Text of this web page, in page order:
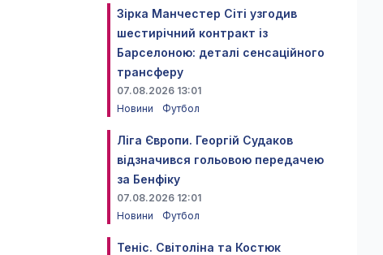
Зірка Манчестер Сіті узгодив
шестирічний контракт із
Барселоною: деталі сенсаційного
трансферу
07.08.2026 13:01
Новини
Футбол
Ліга Європи. Георгій Судаков
відзначився гольовою передачею
за Бенфіку
07.08.2026 12:01
Новини
Футбол
Теніс. Світоліна та Костюк